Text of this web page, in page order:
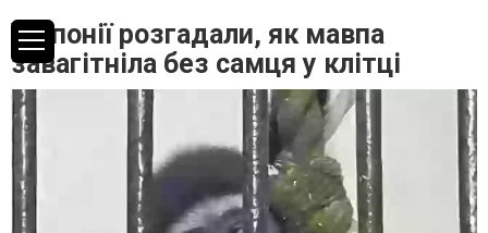
У Японії розгадали, як мавпа
завагітніла без самця у клітці